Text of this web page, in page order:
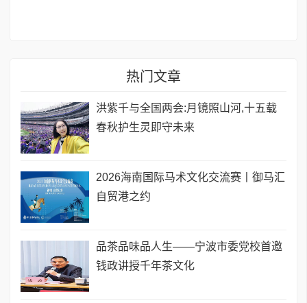
热门文章
洪紫千与全国两会:月镜照山河,十五载
春秋护生灵即守未来
2026海南国际马术文化交流赛丨御马汇
自贸港之约
品茶品味品人生——宁波市委党校首邀
钱政讲授千年茶文化